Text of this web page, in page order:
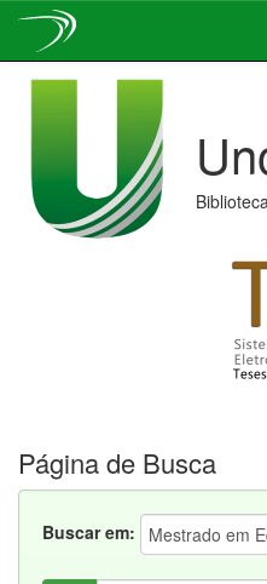
Página de Busca
Buscar em: